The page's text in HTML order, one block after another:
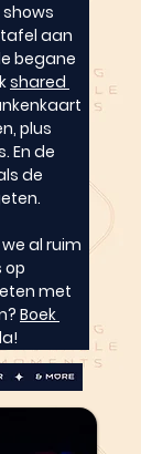
aan
begane
shared
plus
En de
de
al ruim
op
met
Boek